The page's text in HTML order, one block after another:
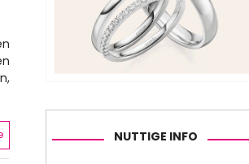
NUTTIGE INFO